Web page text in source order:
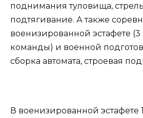
поднимания туловища,
подтягивание. А также
военизированной эстафете (3
команды) и военной
сборка автомата, строевая
В военизированной эстафете